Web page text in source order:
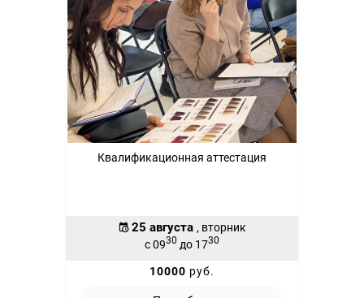
Квалификационная аттестация
25 августа , вторник
с 0930 до 1730
10000 руб.